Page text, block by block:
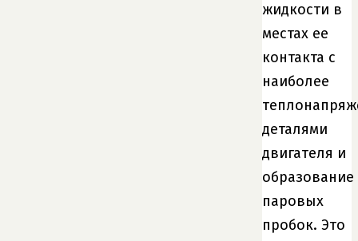
жидкости в
местах ее
контакта с
наиболее
деталями
двигателя и
образование
паровых
пробок. Это